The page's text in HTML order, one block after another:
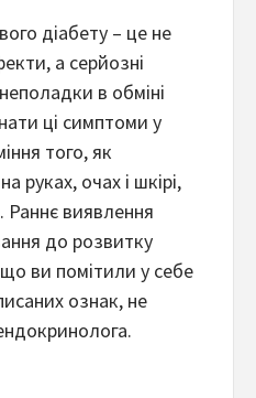
діабету – це не
а серйозні
в обміні
ці симптоми у
того, як
руках, очах і шкірі,
виявлення
до розвитку
ви помітили у себе
ознак, не